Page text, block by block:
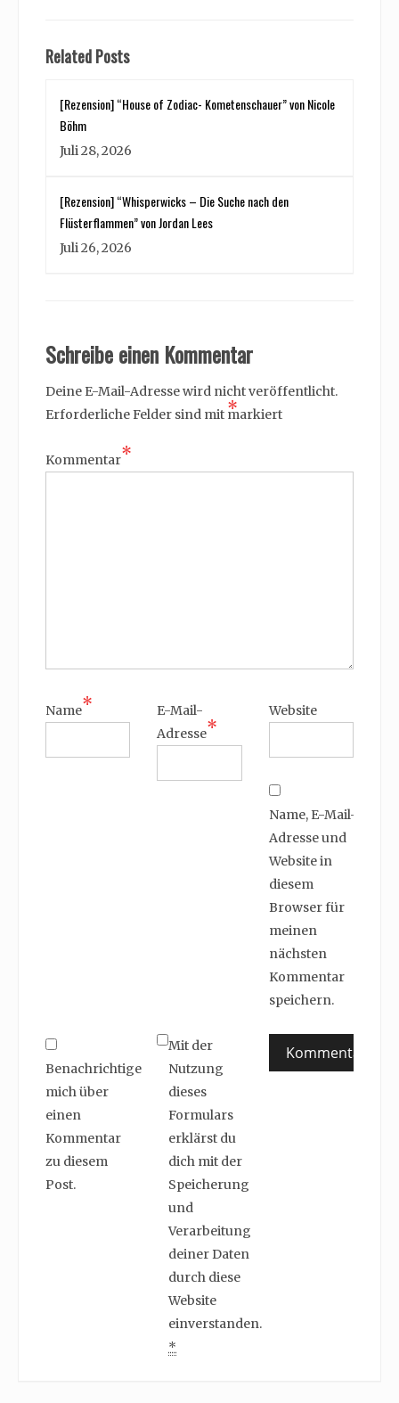
Related Posts
[Rezension] “House of Zodiac- Kometenschauer” von Nicole
Böhm
Juli 28, 2026
[Rezension] “Whisperwicks – Die Suche nach den
Flüsterflammen” von Jordan Lees
Juli 26, 2026
Schreibe einen Kommentar
Deine E-Mail-Adresse wird nicht veröffentlicht.
Erforderliche Felder sind mit *
markiert
Kommentar*
Name*
E-Mail-
Adresse*
Website
Name, E-Mail-
Adresse und
Website in
diesem
Browser für
meinen
nächsten
Kommentar
speichern.
Benachrichtige
mich über
einen
Kommentar
zu diesem
Post.
Mit der
Nutzung
dieses
Formulars
erklärst du
dich mit der
Speicherung
und
Verarbeitung
deiner Daten
durch diese
Website
einverstanden.
*